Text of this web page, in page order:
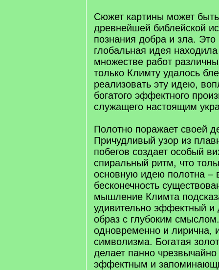
Сюжет картины может
древнейшей библейской
познания добра и зла.
глобальная идея
множестве работ
только Климту удалось
реализовать эту идею,
богатого эффектного
служащего настоящим
Полотно поражает своей
Причудливый узор из
побегов создает особый
спиральный ритм, что
основную идею полотна –
бесконечность
мышление Климта
удивительно эффектный и
образ с глубоким
одновременно и лирична,
символизма. Богатая
делает панно
эффектным и